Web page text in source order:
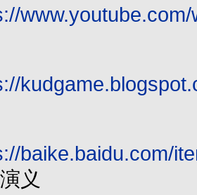
baike.baidu.com/
义